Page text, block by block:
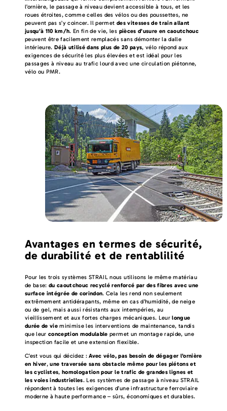
l’ornière, le passage à niveau devient accessible à tous, et les
roues étroites, comme celles des vélos ou des poussettes, ne
peuvent pas s’y coincer. Il permet des vitesses de train allant
jusqu’à 110 km/h. En fin de vie, les pièces d’usure en caoutchouc
peuvent être facilement remplacés sans démonter la dalle
intérieure. Déjà utilisé dans plus de 20 pays, vélo répond aux
exigences de sécurité les plus élevées et est idéal pour les
passages à niveau au trafic lourd avec une circulation piétonne,
vélo ou PMR.
Avantages en termes de sécurité,
de durabilité et de rentablilité
Pour les trois systèmes STRAIL nous utilisons le même matériau
de base: du caoutchouc recyclé renforcé par des fibres avec une
surface intégrée de corindon. Cela les rend non seulement
extrêmement antidérapants, même en cas d’humidité, de neige
ou de gel, mais aussi résistants aux intempéries, au
vieillissement et aux fortes charges mécaniques. Leurlongue
durée de vie minimise les interventions de maintenance, tandis
que leur conception modulable permet un montage rapide, une
inspection facile et une extension flexible.
C’est vous qui décidez :Avec vélo, pas besoin de dégager l’ornière
en hiver,une traversée sans obstacle même pour les piétons et
les cyclistes,homologation pour le trafic de grandes lignes et
les voies industrielles. Les systèmes de passage à niveau STRAIL
répondent à toutes les exigences d’une infrastructure ferroviaire
moderne à haute performance – sûrs, économiques et durables.